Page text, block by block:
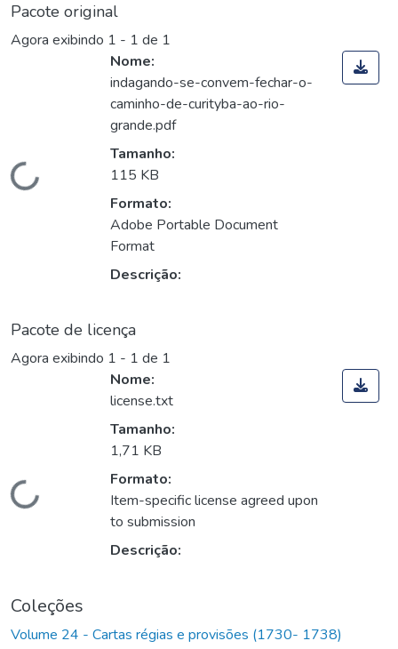
Pacote original
Agora exibindo 1 - 1 de 1
Carregando...
Nome:
indagando-se-convem-fechar-o-
caminho-de-curityba-ao-rio-
grande.pdf
Tamanho:
115 KB
Formato:
Adobe Portable Document
Format
Descrição:
Pacote de licença
Agora exibindo 1 - 1 de 1
Carregando...
Nome:
license.txt
Tamanho:
1,71 KB
Formato:
Item-specific license agreed upon
to submission
Descrição:
Coleções
Volume 24 - Cartas régias e provisões (1730- 1738)